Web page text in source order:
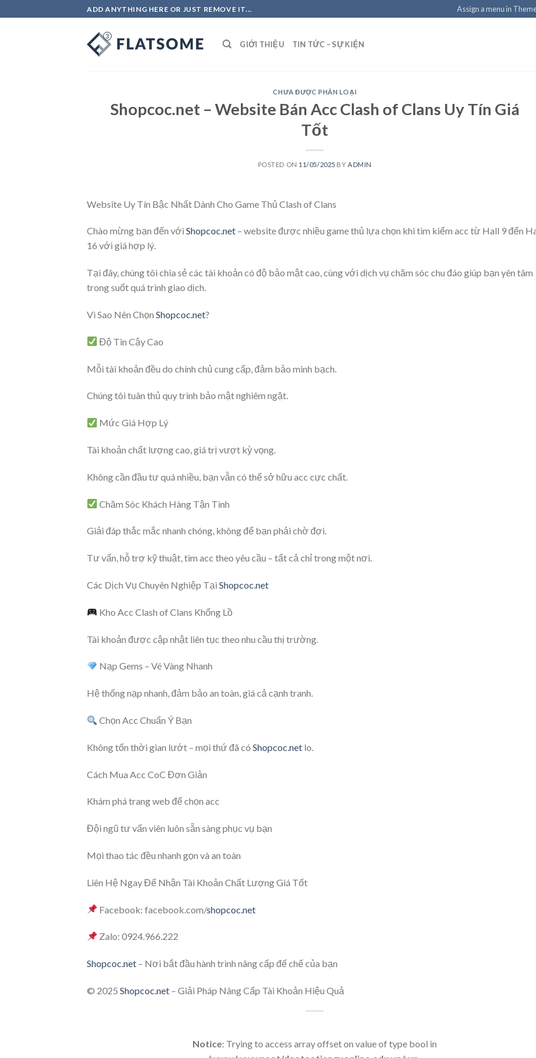
to
ADD ANYTHING HERE OR JUST REMOVE IT... Assign a menu in
GIỚI THIỆU TIN TỨC – SỰ KIỆN
CHƯA ĐƯỢC PHÂN LOẠI
Shopcoc.net – Website Bán Acc Clash of Clans Uy Tín Giá
Tốt
POSTED ON 11/05/2025 BY ADMIN
Website Uy Tín Bậc Nhất Dành Cho Game Thủ Clash of Clans
Chào mừng bạn đến với Shopcoc.net – website được nhiều game thủ lựa chọn khi tìm kiếm acc từ Hall 9 đến
16 với giá hợp lý.
Tại đây, chúng tôi chia sẻ các tài khoản có độ bảo mật cao, cùng với dịch vụ chăm sóc chu đáo giúp bạn yên tâm
trong suốt quá trình giao dịch.
Vì Sao Nên Chọn Shopcoc.net?
Độ Tin Cậy Cao
Mỗi tài khoản đều do chính chủ cung cấp, đảm bảo minh bạch.
Chúng tôi tuân thủ quy trình bảo mật nghiêm ngặt.
Mức Giá Hợp Lý
Tài khoản chất lượng cao, giá trị vượt kỳ vọng.
Không cần đầu tư quá nhiều, bạn vẫn có thể sở hữu acc cực chất.
Chăm Sóc Khách Hàng Tận Tình
Giải đáp thắc mắc nhanh chóng, không để bạn phải chờ đợi.
Tư vấn, hỗ trợ kỹ thuật, tìm acc theo yêu cầu – tất cả chỉ trong một nơi.
Các Dịch Vụ Chuyên Nghiệp Tại Shopcoc.net
Kho Acc Clash of Clans Khổng Lồ
Tài khoản được cập nhật liên tục theo nhu cầu thị trường.
Nạp Gems – Vé Vàng Nhanh
Hệ thống nạp nhanh, đảm bảo an toàn, giá cả cạnh tranh.
Chọn Acc Chuẩn Ý Bạn
Không tốn thời gian lướt – mọi thứ đã có Shopcoc.net lo.
Cách Mua Acc CoC Đơn Giản
Khám phá trang web để chọn acc
Đội ngũ tư vấn viên luôn sẵn sàng phục vụ bạn
Mọi thao tác đều nhanh gọn và an toàn
Liên Hệ Ngay Để Nhận Tài Khoản Chất Lượng Giá Tốt
Facebook: facebook.com/shopcoc.net
Zalo: 0924.966.222
Shopcoc.net – Nơi bắt đầu hành trình nâng cấp đế chế của bạn
© 2025 Shopcoc.net – Giải Pháp Nâng Cấp Tài Khoản Hiệu Quả
Notice: Trying to access array offset on value of type bool in